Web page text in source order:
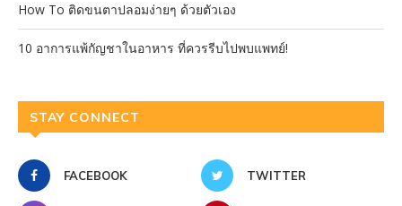
How To ติดขนตาปลอมง่ายๆ ด้วยตัวเอง
10 อาการแพ้กัญชาในอาหาร ที่ควรรีบไปพบแพทย์!
STAY CONNECT
FACEBOOK TWITTER